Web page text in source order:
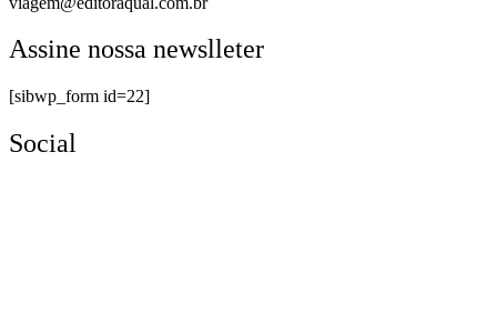
Assine nossa newslleter
[sibwp_form id=22]
Social